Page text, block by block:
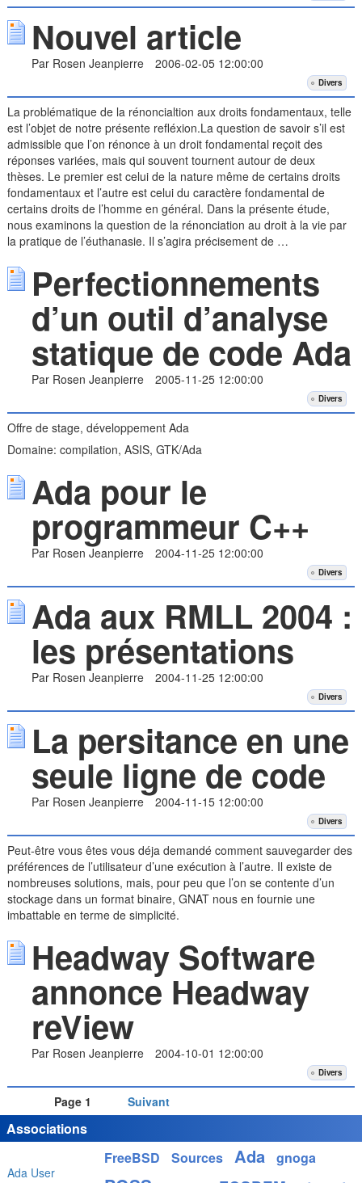
Nouvel article
Par Rosen Jeanpierre 2006-02-05 12:00:00
Divers
La problématique de la rénoncialtion aux droits fondamentaux, telle
est l’objet de notre présente refléxion.La question de savoir s’il est
admissible que l’on rénonce à un droit fondamental reçoit des
réponses variées, mais qui souvent tournent autour de deux
thèses. Le premier est celui de la nature même de certains droits
fondamentaux et l’autre est celui du caractère fondamental de
certains droits de l’homme en général. Dans la présente étude,
nous examinons la question de la rénonciation au droit à la vie par
la pratique de l’éuthanasie. Il s’agira précisement de …
Perfectionnements
d’un outil d’analyse
statique de code Ada
Par Rosen Jeanpierre 2005-11-25 12:00:00
Divers
Offre de stage, développement Ada
Domaine: compilation, ASIS, GTK/Ada
Ada pour le
programmeur C++
Par Rosen Jeanpierre 2004-11-25 12:00:00
Divers
Ada aux RMLL 2004 :
les présentations
Par Rosen Jeanpierre 2004-11-25 12:00:00
Divers
La persitance en une
seule ligne de code
Par Rosen Jeanpierre 2004-11-15 12:00:00
Divers
Peut-être vous êtes vous déja demandé comment sauvegarder des
préférences de l’utilisateur d’une exécution à l’autre. Il existe de
nombreuses solutions, mais, pour peu que l’on se contente d’un
stockage dans un format binaire, GNAT nous en fournie une
imbattable en terme de simplicité.
Headway Software
annonce Headway
reView
Par Rosen Jeanpierre 2004-10-01 12:00:00
Divers
Page 1 Suivant
Associations
Ada User
FreeBSD Sources Ada gnoga